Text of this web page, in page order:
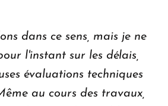
dans ce sens, mais je ne
l'instant sur les délais,
évaluations techniques
au cours des travaux,